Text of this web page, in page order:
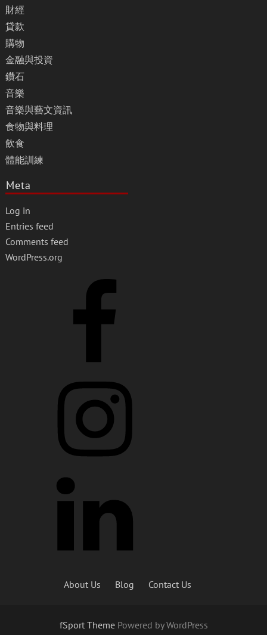
財經
貸款
購物
金融與投資
鑽石
音樂
音樂與藝文資訊
食物與料理
飲食
體能訓練
Meta
Log in
Entries feed
Comments feed
WordPress.org
About Us Blog Contact Us
fSport Theme Powered by WordPress